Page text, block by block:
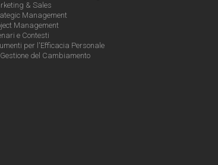
& Sales
Management
Management
e Contesti
per l'Efficacia Personale
del Cambiamento